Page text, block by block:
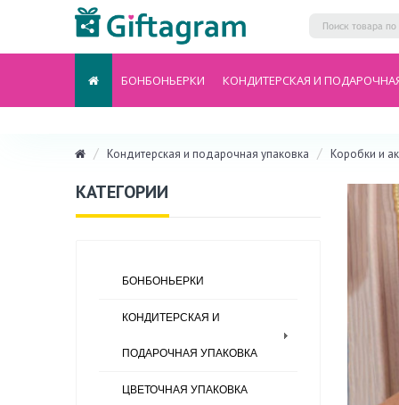
БОНБОНЬЕРКИ КОНДИТЕРСКАЯ И
Кондитерская и подарочная упаковка Коробки и
КАТЕГОРИИ
БОНБОНЬЕРКИ
КОНДИТЕРСКАЯ И
ПОДАРОЧНАЯ УПАКОВКА
ЦВЕТОЧНАЯ УПАКОВКА